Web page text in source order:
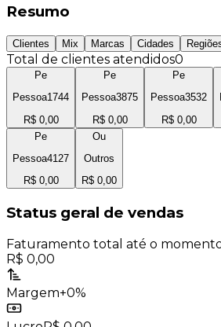
Resumo
Clientes Mix Marcas Cidades
Total de clientes atendidos0
Pe
Pessoa1744
R$ 0,00
Pe
Pessoa3875
R$ 0,00
Pe
Pessoa3532
R$ 0,00
Pe
Pessoa4127
R$ 0,00
Ou
Outros
R$ 0,00
Status geral de vendas
Faturamento total até o
R$ 0,00
Margem+0%